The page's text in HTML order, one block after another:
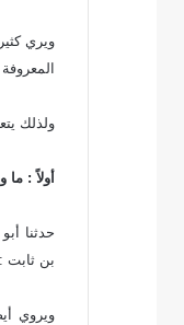
ويري
ولذلك
أولاً :
حدثنا
بن ثابت
ويروي